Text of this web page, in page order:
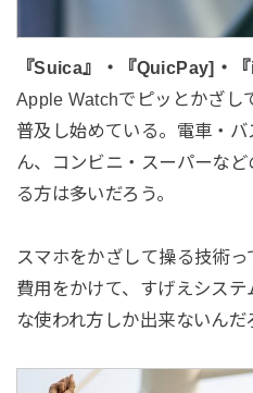
『Suica』・『QuicPay]・『
Apple Watchでピッとかざし
普及し始めている。電車・
ん、コンビニ・スーパーな
る方は多いだろう。
スマホをかざして操る技術
費用をかけて、すげえシス
な使われ方しか出来ないんだ